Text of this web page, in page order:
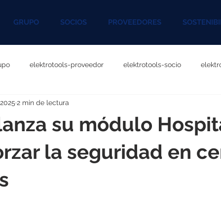
GRUPO SOCIOS PROVEEDORES
elektrotools-proveedor elektrotools-socio
P060000 elektrotools-P027000
P096000 elektrotools-P041000 elektrotools-
P046000
su módulo
la seguridad en
2 min de lectura